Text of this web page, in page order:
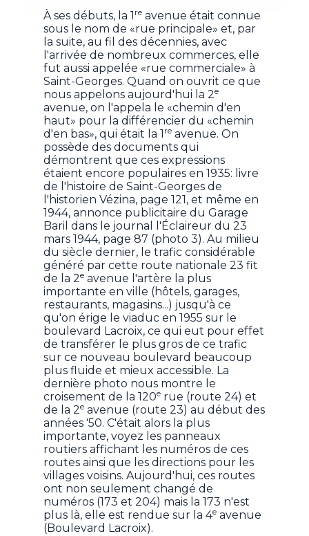
À ses débuts, la 1 re avenue était connue
sous le nom de «rue principale» et, par
la suite, au fil des décennies, avec
l'arrivée de nombreux commerces, elle
fut aussi appelée «rue commerciale» à
Saint-Georges. Quand on ouvrit ce que
nous appelons aujourd'hui la 2e
avenue, on l'appela le «chemin d'en
haut» pour la différencier du «chemin
d'en bas», qui était la 1 re avenue. On
possède des documents qui
démontrent que ces expressions
étaient encore populaires en 1935: livre
de l'histoire de Saint-Georges de
l'historien Vézina, page 121, et même en
1944, annonce publicitaire du Garage
Baril dans le journal l'Éclaireur du 23
mars 1944, page 87 (photo 3). Au milieu
du siècle dernier, le trafic considérable
généré par cette route nationale 23 fit
de la 2e avenue l'artère la plus
importante en ville (hôtels, garages,
restaurants, magasins...) jusqu'à ce
qu'on érige le viaduc en 1955 sur le
boulevard Lacroix, ce qui eut pour effet
de transférer le plus gros de ce trafic
sur ce nouveau boulevard beaucoup
plus fluide et mieux accessible. La
dernière photo nous montre le
croisement de la 120e rue (route 24) et
de la 2e avenue (route 23) au début des
années '50. C'était alors la plus
importante, voyez les panneaux
routiers affichant les numéros de ces
routes ainsi que les directions pour les
villages voisins. Aujourd'hui, ces routes
ont non seulement changé de
numéros (173 et 204) mais la 173 n'est
plus là, elle est rendue sur la 4e avenue
(Boulevard Lacroix).